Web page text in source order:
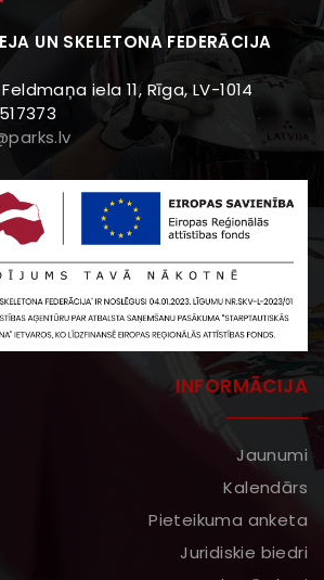
UN SKELETONA FEDERĀCIJA
iela 11, Rīga, LV-1014
INFORMĀCIJA
Jaunumi
Kalendārs
Pieteikuma anketa
Juridiskie biedri